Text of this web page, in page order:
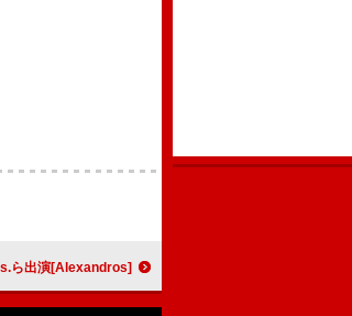
[Alexandros]主催【ディスフェス】、くるり／10-FEET／MY FIRST STORY／Chilli Beans.ら出演